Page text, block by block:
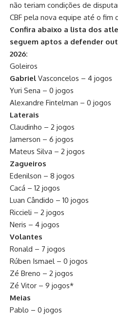
não teriam condições de
CBF pela nova equipe até o fim
Confira abaixo a lista dos
seguem aptos a defender
2026:
Goleiros
Gabriel Vasconcelos – 4 jogos
Yuri Sena – 0 jogos
Alexandre Fintelman – 0 jogos
Laterais
Claudinho – 2 jogos
Jamerson – 6 jogos
Mateus Silva – 2 jogos
Zagueiros
Edenilson – 8 jogos
Cacá – 12 jogos
Luan Cândido – 10 jogos
Riccieli – 2 jogos
Neris – 4 jogos
Volantes
Ronald – 7 jogos
Rúben Ismael – 0 jogos
Zé Breno – 2 jogos
Zé Vitor – 9 jogos*
Meias
Pablo – 0 jogos